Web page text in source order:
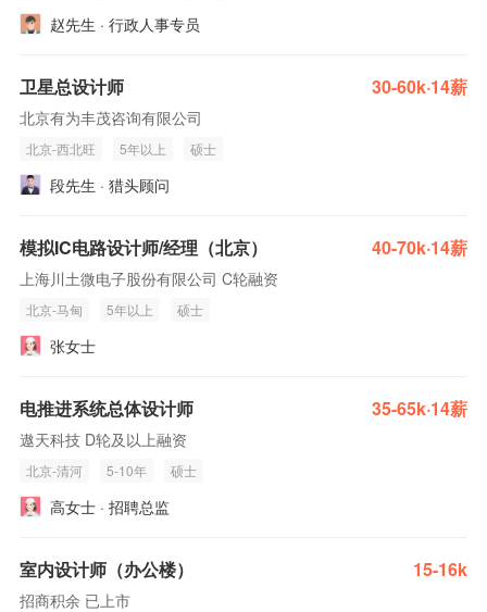
赵先生 · 行政人事专员
卫星总设计师 30-60k·14薪
北京有为丰茂咨询有限公司
北京-西北旺 5年以上 硕士
段先生 · 猎头顾问
模拟IC电路设计师/经理（北京） 40-70k·14薪
上海川土微电子股份有限公司 C轮融资
北京-马甸 5年以上 硕士
张女士
电推进系统总体设计师 35-65k·14薪
遨天科技 D轮及以上融资
北京-清河 5-10年 硕士
高女士 · 招聘总监
室内设计师（办公楼） 15-16k
招商积余 已上市